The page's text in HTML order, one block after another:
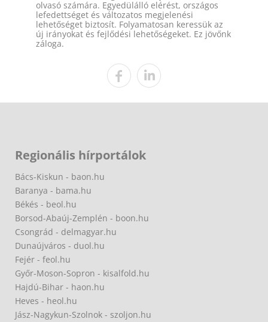
olvasó számára. Egyedülálló elérést, országos
lefedettséget és változatos megjelenési
lehetőséget biztosít. Folyamatosan keressük az
új irányokat és fejlődési lehetőségeket. Ez jövőnk
záloga.
Regionális hírportálok
Bács-Kiskun - baon.hu
Baranya - bama.hu
Békés - beol.hu
Borsod-Abaúj-Zemplén - boon.hu
Csongrád - delmagyar.hu
Dunaújváros - duol.hu
Fejér - feol.hu
Győr-Moson-Sopron - kisalfold.hu
Hajdú-Bihar - haon.hu
Heves - heol.hu
Jász-Nagykun-Szolnok - szoljon.hu